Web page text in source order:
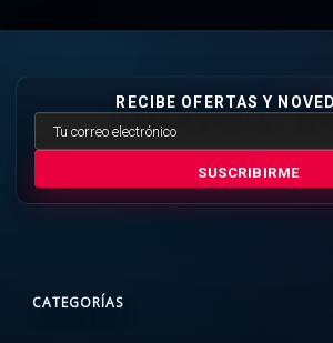
RECIBE OFERTAS Y
SUSCRIBIRME
CATEGORÍAS